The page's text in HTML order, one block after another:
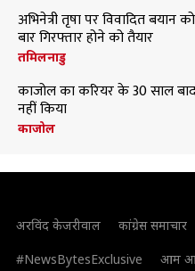
अभिनेत्री तृषा पर विवादित बयान
बार गिरफ्तार होने को तैयार
तमिलनाडु
काजोल का करियर के 30 साल
नहीं किया
काजोल
अरविंद केजरीवाल कांग्रेस समाचार
#NewsBytesExclusive
आम